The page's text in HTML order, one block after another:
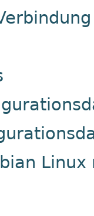
Linux